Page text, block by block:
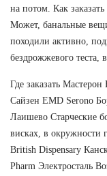
на потом. Как
Может, банальные
походили активно,
бездрожжевого теста,
Где заказать
Сайзен EMD Serono
Лаишево Старческие
висках, в окружности
British Dispensary
Pharm Электросталь